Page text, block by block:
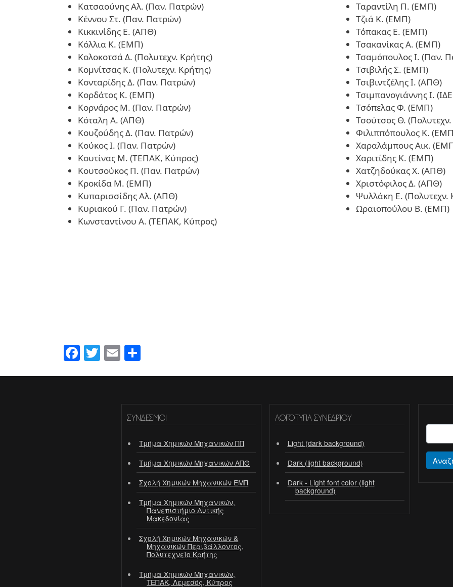
Κατσαούνης Αλ. (Παν. Πατρών)
Κέννου Στ. (Παν. Πατρών)
Κικκινίδης Ε. (ΑΠΘ)
Κόλλια Κ. (ΕΜΠ)
Κολοκοτσά Δ. (Πολυτεχν. Κρήτης)
Κομνίτσας Κ. (Πολυτεχν. Κρήτης)
Κονταρίδης Δ. (Παν. Πατρών)
Κορδάτος Κ. (ΕΜΠ)
Κορνάρος Μ. (Παν. Πατρών)
Κόταλη Α. (ΑΠΘ)
Κουζούδης Δ. (Παν. Πατρών)
Κούκος Ι. (Παν. Πατρών)
Κουτίνας Μ. (ΤΕΠΑΚ, Κύπρος)
Κουτσούκος Π. (Παν. Πατρών)
Κροκίδα Μ. (ΕΜΠ)
Κυπαρισσίδης Αλ. (ΑΠΘ)
Κυριακού Γ. (Παν. Πατρών)
Κωνσταντίνου Α. (ΤΕΠΑΚ, Κύπρος)
Ταραντίλη Π. (ΕΜΠ)
Τζιά Κ. (ΕΜΠ)
Τόπακας Ε. (ΕΜΠ)
Τσακανίκας Α. (ΕΜΠ)
Τσαμόπουλος Ι. (Παν.
Τσιβιλής Σ. (ΕΜΠ)
Τσιβιντζέλης Ι. (ΑΠΘ)
Τσιμπανογιάννης Ι.
Τσόπελας Φ. (ΕΜΠ)
Τσούτσος Θ.
Φιλιππόπουλος Κ.
Χαραλάμπους Αικ.
Χαριτίδης Κ. (ΕΜΠ)
Χατζηδούκας Χ. (ΑΠΘ)
Χριστόφιλος Δ. (ΑΠΘ)
Ψυλλάκη Ε. (Πολυτεχν.
Ωραιοπούλου Β. (ΕΜΠ)
Facebook
Twitter
Email
ΣΎΝΔΕΣΜΟΙ
Τμήμα Χημικών Μηχανικών ΠΠ
Τμήμα Χημικών Μηχανικών ΑΠΘ
Σχολή Χημικών Μηχανικών ΕΜΠ
Τμήμα Χημικών Μηχανικών,
Πανεπιστήμιο Δυτικής
Μακεδονίας
Σχολή Χημικών Μηχανικών &
Μηχανικών Περιβάλλοντος,
Πολυτεχνείο Κρήτης
Τμήμα Χημικών Μηχανικών,
ΤΕΠΑΚ, Λεμεσός, Κύπρος
ΛΟΓΌΤΥΠΑ ΣΥΝΕΔΡΊΟΥ
Light (dark background)
Dark (light background)
Dark - Light font color (light
background)